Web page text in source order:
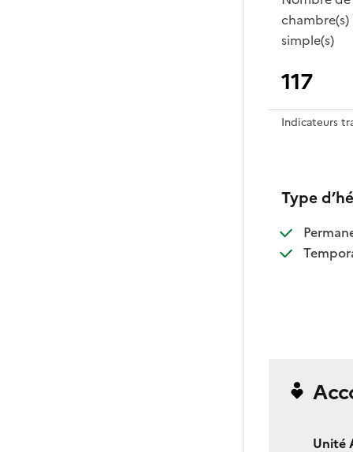
chambre(s)
simple(s)
117
Indicateurs
Type
:
Unité